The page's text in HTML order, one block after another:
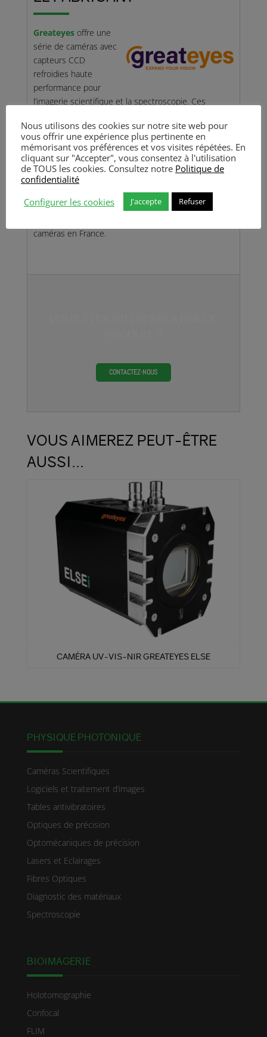
Greateyes offre une
série de caméras avec
capteurs CCD
refroidies haute
performance pour
l’imagerie scientifique et la spectroscopie. Ces
proche infrarouge(NIR). Les caméras combinent
une variété de capteurs CCD et des faibles niveaux
de bruit pour une détection optimale des signaux
très bas niveau de lumière. Elles peuvent être
utilisées pour une large gamme d’applications dans
les secteurs industriel et scientifique.
caméras en France.
CONTACTEZ-NOUS
VOUS AIMEREZ PEUT-ÊTRE
AUSSI…
CAMÉRA UV-VIS-NIR GREATEYES ELSE
PHYSIQUE PHOTONIQUE
Caméras Scientifiques
Logiciels et traitement d’images
Tables antivibratoires
Optiques de précision
Optomécaniques de précision
Lasers et Eclairages
Fibres Optiques
Diagnostic des matériaux
Spectroscopie
BIOIMAGERIE
Holotomographie
Confocal
FLIM
Nous utilisons des cookies sur notre site web pour
vous offrir une expérience plus pertinente en
mémorisant vos préférences et vos visites répétées. En
cliquant sur "Accepter", vous consentez à l'utilisation
de TOUS les cookies. Consultez notre Politique de
confidentialité
Configurer les cookies
J'accepte Refuser